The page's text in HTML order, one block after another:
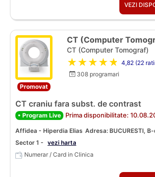
VEZI
Promovat
CT (Computer
CT (Computer Tomograf)
★★★★★ 4,82 (22
308 programari
CT craniu fara subst. de contrast
• Program Live Prima disponibilitate:
Affidea - Hiperdia Elias Adresa: BUCURESTI,
Sector 1 - vezi harta
Numerar / Card in Clinica